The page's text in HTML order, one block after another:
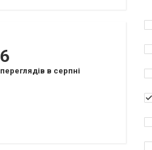
6
переглядів в серпні